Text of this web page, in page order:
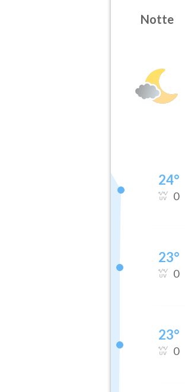
Notte
24°
0
23°
0
23°
0